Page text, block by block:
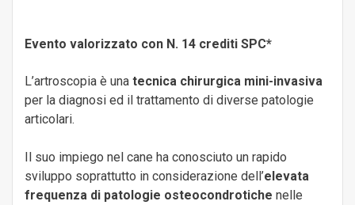
Evento valorizzato con N. 14 crediti SPC*
L’artroscopia è una tecnica chirurgica mini-invasiva
per la diagnosi ed il trattamento di diverse patologie
articolari.
Il suo impiego nel cane ha conosciuto un rapido
sviluppo soprattutto in considerazione dell’elevata
frequenza di patologie osteocondrotiche nelle